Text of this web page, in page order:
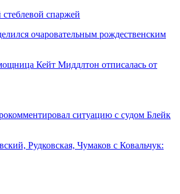
стеблевой спаржей
очаровательным рождественским
Кейт Миддлтон отписалась от
ситуацию с судом Блейк
Рудковская, Чумаков с Ковальчук: